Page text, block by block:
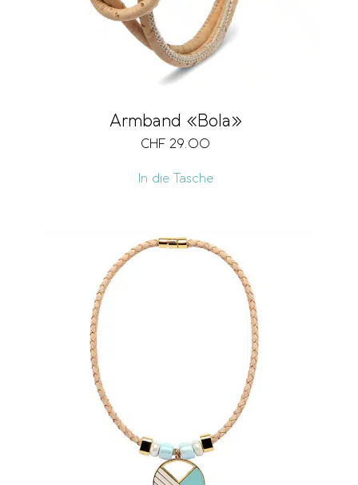
Armband «Bola»
CHF 29.00
In die Tasche